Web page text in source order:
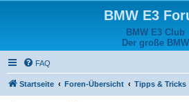
BMW E3
BMW E3 Club
Der große BMW
FAQ
Startseite Foren-Übersicht Tipps & Tricks